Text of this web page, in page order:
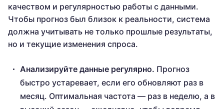
качеством и регулярностью работы с данными.
Чтобы прогноз был близок к реальности, система
должна учитывать не только прошлые результаты,
но и текущие изменения спроса.
Анализируйте данные регулярно. Прогноз
быстро устаревает, если его обновляют раз в
месяц. Оптимальная частота — раз в неделю, а в